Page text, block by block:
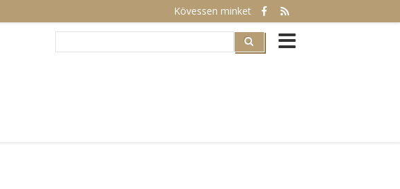
Kövessen minket
Search